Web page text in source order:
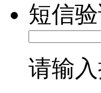
短信验
请输